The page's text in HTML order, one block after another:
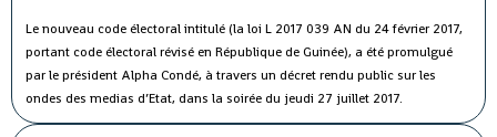
Le nouveau code électoral intitulé (la loi L 2017 039 AN du 24 février 2017,
portant code électoral révisé en République de Guinée), a été promulgué
par le président Alpha Condé, à travers un décret rendu public sur les
ondes des medias d’Etat, dans la soirée du jeudi 27 juillet 2017.